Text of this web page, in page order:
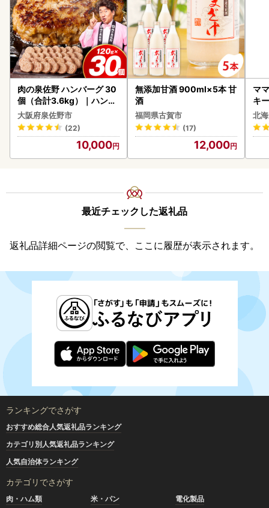
肉の泉佐野 ハンバーグ 30
個（合計3.6kg）｜ハンバ
ーグ 訳あり 黒毛和牛×なに
わポーク
大阪府泉佐野市
(22)
10,000
無添加甘酒 900ml×5本 甘
酒
福岡県古賀市
(17)
12,000
マ
キ
ズ
0
北
最近チェックした返礼品
返礼品詳細ページの閲覧で、ここに履歴が表示されます。
ランキングでさがす
おすすめ総合人気返礼品ランキング
カテゴリ別人気返礼品ランキング
人気自治体ランキング
カテゴリでさがす
肉・ハム類 米・パン
電化製品